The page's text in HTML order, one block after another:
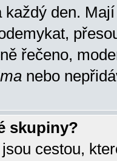
každý den.
řečeno,
nebo
skupiny?
cestou,